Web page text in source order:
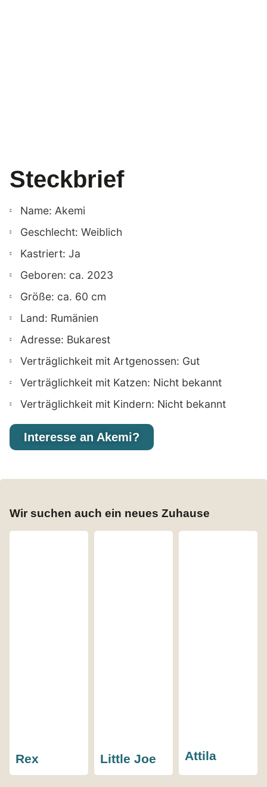
Steckbrief
Name: Akemi
Geschlecht: Weiblich
Kastriert: Ja
Geboren: ca. 2023
Größe: ca. 60 cm
Land: Rumänien
Adresse: Bukarest
Verträglichkeit mit Artgenossen: Gut
Verträglichkeit mit Katzen: Nicht bekannt
Verträglichkeit mit Kindern: Nicht bekannt
Interesse an Akemi?
Wir suchen auch ein neues Zuhause
Rex Little Joe Attila